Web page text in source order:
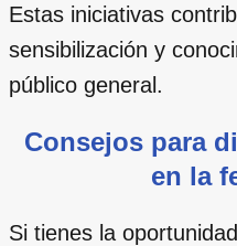
Estas iniciativas
sensibilización y
público general.
Consejos para
en la
Si tienes la